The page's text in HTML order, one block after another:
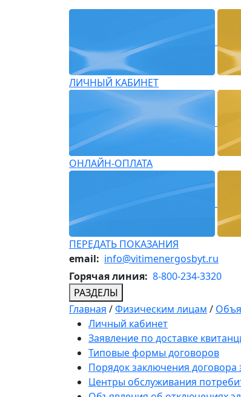
ЛИЧНЫЙ КАБИНЕТ
ОНЛАЙН-ОПЛАТА
ПЕРЕДАТЬ ПОКАЗАНИЯ
email: info@vitimenergosbyt.ru
Горячая линия: 8-800-234-3320
РАЗДЕЛЫ
Главная /Физическим лицам /
Личный кабинет
Заявление по доставке
Типовые формы договоров
Порядок заключения договора
Центры обслуживания